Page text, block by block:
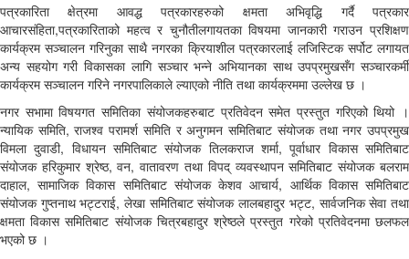
पत्रकारिता क्षेत्रमा आवद्ध पत्रकारहरुको क्षमता अभिवृद्धि गर्दै पत्रकार
आचारसंहिता,पत्रकारिताको महत्व र चुनौतीलगायतका विषयमा जानकारी गराउन प्रशिक्षण
कार्यक्रम सञ्चालन गरिनुका साथै नगरका क्रियाशील पत्रकारलाई लजिस्टिक सर्पोट लगायत
अन्य सहयोग गरी विकासका लागि सञ्चार भन्ने अभियानका साथ उपप्रमुखसँग सञ्चारकर्मी
कार्यक्रम सञ्चालन गरिने नगरपालिकाले ल्याएको नीति तथा कार्यक्रममा उल्लेख छ ।
नगर सभामा विषयगत समितिका संयोजकहरुबाट प्रतिवेदन समेत प्रस्तुत गरिएको थियो ।
न्यायिक समिति, राजश्व परामर्श समिति र अनुगमन समितिबाट संयोजक तथा नगर उपप्रमुख
विमला दुवाडी, विधायन समितिबाट संयोजक तिलकराज शर्मा, पूर्वाधार विकास समितिबाट
संयोजक हरिकुमार श्रेष्ठ, वन, वातावरण तथा विपद् व्यवस्थापन समितिबाट संयोजक बलराम
दाहाल, सामाजिक विकास समितिबाट संयोजक केशव आचार्य, आर्थिक विकास समितिबाट
संयोजक गुप्तनाथ भट्टराई, लेखा समितिबाट संयोजक लालबहादुर भट्ट, सार्वजनिक सेवा तथा
क्षमता विकास समितिबाट संयोजक चित्रबहादुर श्रेष्ठले प्रस्तुत गरेको प्रतिवेदनमा छलफल
भएको छ ।